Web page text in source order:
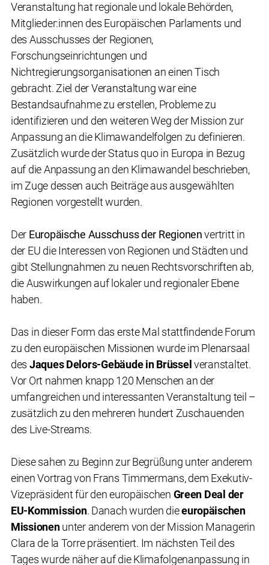
Veranstaltung hat regionale und lokale Behörden,
Mitglieder:innen des Europäischen Parlaments und
des Ausschusses der Regionen,
Forschungseinrichtungen und
Nichtregierungsorganisationen an einen Tisch
gebracht. Ziel der Veranstaltung war eine
Bestandsaufnahme zu erstellen, Probleme zu
identifizieren und den weiteren Weg der Mission zur
Anpassung an die Klimawandelfolgen zu definieren.
Zusätzlich wurde der Status quo in Europa in Bezug
auf die Anpassung an den Klimawandel beschrieben,
im Zuge dessen auch Beiträge aus ausgewählten
Regionen vorgestellt wurden.
Der Europäische Ausschuss der Regionenvertritt in
der EU die Interessen von Regionen und Städten und
gibt Stellungnahmen zu neuen Rechtsvorschriften ab,
die Auswirkungen auf lokaler und regionaler Ebene
haben.
Das in dieser Form das erste Mal stattfindende Forum
zu den europäischen Missionen wurde im Plenarsaal
des Jaques Delors-Gebäude in Brüssel veranstaltet.
Vor Ort nahmen knapp 120 Menschen an der
umfangreichen und interessanten Veranstaltung teil –
zusätzlich zu den mehreren hundert Zuschauenden
des Live-Streams.
Diese sahen zu Beginn zur Begrüßung unter anderem
einen Vortrag von Frans Timmermans, dem Exekutiv-
Vizepräsident für den europäischen Green Deal der
EU-Kommission. Danach wurden dieeuropäischen
Missionenunter anderem von der Mission Managerin
Clara de la Torre präsentiert. Im nächsten Teil des
Tages wurde näher auf die Klimafolgenanpassung in